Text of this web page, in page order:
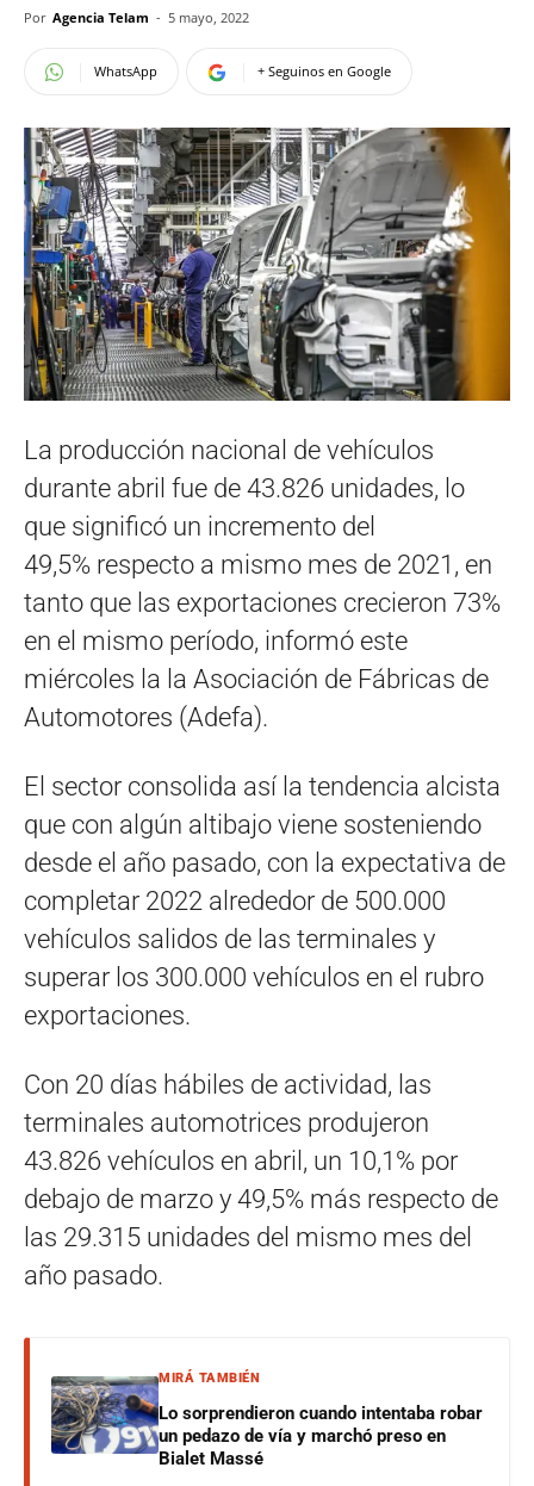
Por Agencia Telam - 5 mayo, 2022
WhatsApp + Seguinos en Google
La producción nacional de vehículos
durante abril fue de 43.826 unidades, lo
que significó un incremento del
49,5% respecto a mismo mes de 2021, en
tanto que las exportaciones crecieron 73%
en el mismo período, informó este
miércoles la la Asociación de Fábricas de
Automotores (Adefa).
El sector consolida así la tendencia alcista
que con algún altibajo viene sosteniendo
desde el año pasado, con la expectativa de
completar 2022 alrededor de 500.000
vehículos salidos de las terminales y
superar los 300.000 vehículos en el rubro
exportaciones.
Con 20 días hábiles de actividad, las
terminales automotrices produjeron
43.826 vehículos en abril, un 10,1% por
debajo de marzo y 49,5% más respecto de
las 29.315 unidades del mismo mes del
año pasado.
MIRÁ TAMBIÉN
Lo sorprendieron cuando intentaba robar
un pedazo de vía y marchó preso en
Bialet Massé